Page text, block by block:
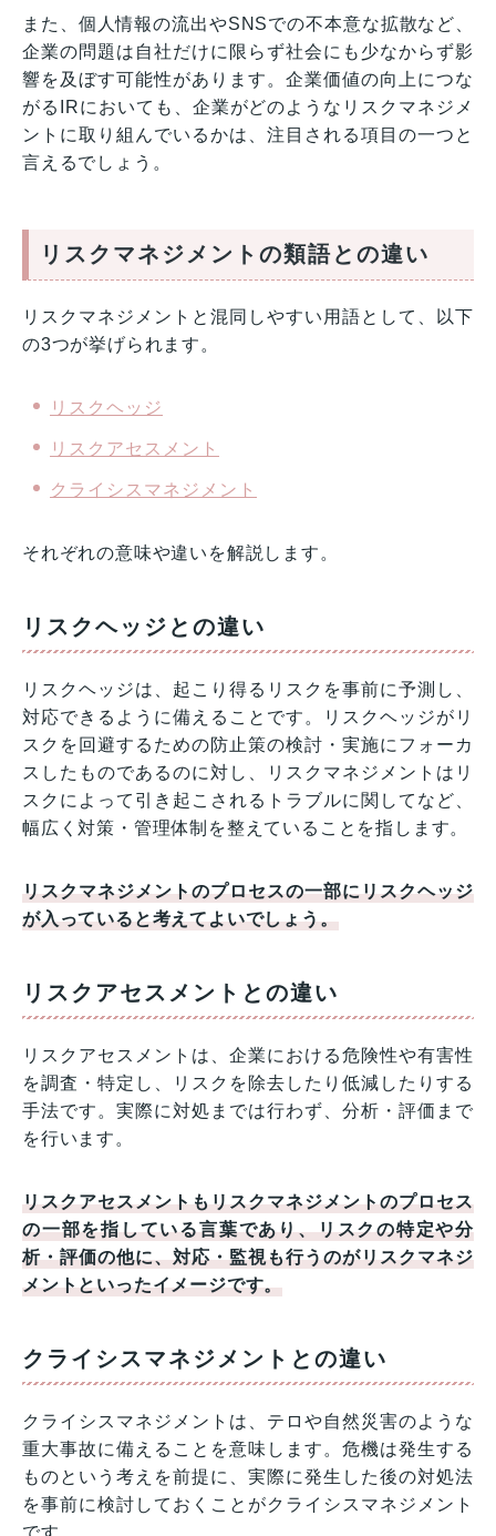
また、個人情報の流出やSNSでの不本意な拡散など、
企業の問題は自社だけに限らず社会にも少なからず影
響を及ぼす可能性があります。企業価値の向上につな
がるIRにおいても、企業がどのようなリスクマネジメ
ントに取り組んでいるかは、注目される項目の一つと
言えるでしょう。
リスクマネジメントの類語との違い
リスクマネジメントと混同しやすい用語として、以下
の3つが挙げられます。
リスクヘッジ
リスクアセスメント
クライシスマネジメント
それぞれの意味や違いを解説します。
リスクヘッジとの違い
リスクヘッジは、起こり得るリスクを事前に予測し、
対応できるように備えることです。リスクヘッジがリ
スクを回避するための防止策の検討・実施にフォーカ
スしたものであるのに対し、リスクマネジメントはリ
スクによって引き起こされるトラブルに関してなど、
幅広く対策・管理体制を整えていることを指します。
リスクマネジメントのプロセスの一部にリスクヘッジ
が入っていると考えてよいでしょう。
リスクアセスメントとの違い
リスクアセスメントは、企業における危険性や有害性
を調査・特定し、リスクを除去したり低減したりする
手法です。実際に対処までは行わず、分析・評価まで
を行います。
リスクアセスメントもリスクマネジメントのプロセス
の一部を指している言葉であり、リスクの特定や分
析・評価の他に、対応・監視も行うのがリスクマネジ
メントといったイメージです。
クライシスマネジメントとの違い
クライシスマネジメントは、テロや自然災害のような
重大事故に備えることを意味します。危機は発生する
ものという考えを前提に、実際に発生した後の対処法
を事前に検討しておくことがクライシスマネジメント
です。